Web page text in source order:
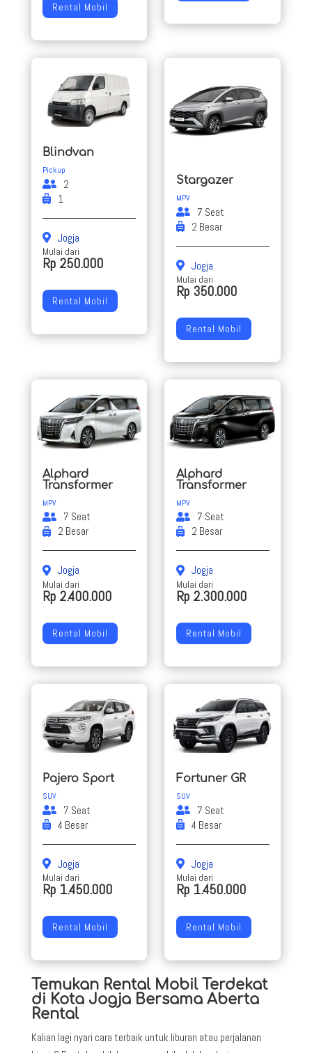
Rental Mobil
Blindvan
Pickup
2
1
Jogja
Mulai dari
Rp 250.000
Rental Mobil
Stargazer
MPV
7 Seat
2 Besar
Jogja
Mulai dari
Rp 350.000
Rental Mobil
Alphard
Transformer
MPV
7 Seat
2 Besar
Jogja
Mulai dari
Rp 2.400.000
Rental Mobil
Alphard
Transformer
MPV
7 Seat
2 Besar
Jogja
Mulai dari
Rp 2.300.000
Rental Mobil
Pajero Sport
SUV
7 Seat
4 Besar
Jogja
Mulai dari
Rp 1.450.000
Rental Mobil
Fortuner GR
SUV
7 Seat
4 Besar
Jogja
Mulai dari
Rp 1.450.000
Rental Mobil
Temukan Rental Mobil Terdekat
di Kota Jogja Bersama Aberta
Rental
Kalian lagi nyari cara terbaik untuk liburan atau perjalanan